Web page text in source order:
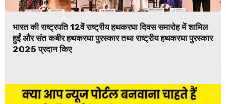
भारत की राष्ट्रपति 12वें राष्ट्रीय हथकरघा दिवस समारोह में शामिल
हुईं और संत कबीर हथकरघा पुरस्कार तथा राष्ट्रीय हथकरघा पुरस्कार
2025 प्रदान किए